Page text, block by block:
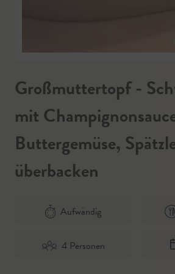
Großmuttertopf -
mit
Buttergemüse,
überbacken
Aufwändig
4 Personen